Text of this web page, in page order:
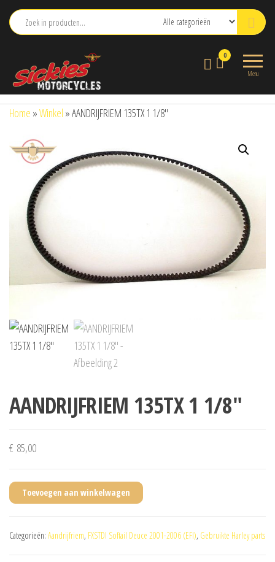
naar
Menu
0
Home »Winkel »AANDRIJFRIEM 135TX 1 1/8″
AANDRIJFRIEM 135TX 1 1/8″
€ 85,00
Toevoegen aan winkelwagen
Categorieën: Aandrijfriem, FXSTDI Softail Deuce 2001-2006 (EFI), Gebruikte Harley parts